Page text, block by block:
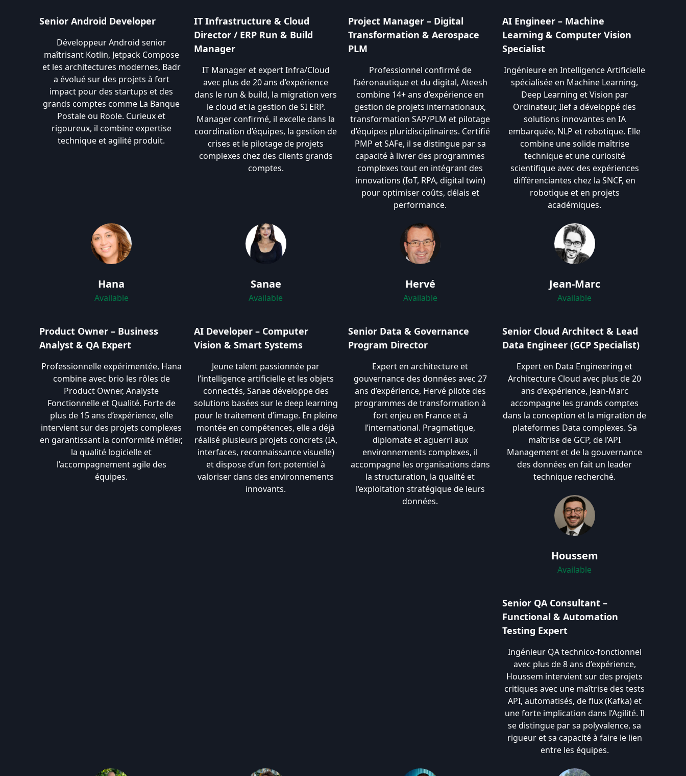
Senior Android Developer
Développeur Android senior
maîtrisant Kotlin, Jetpack Compose
et les architectures modernes, Badr
a évolué sur des projets à fort
impact pour des startups et des
grands comptes comme La Banque
Postale ou Roole. Curieux et
rigoureux, il combine expertise
technique et agilité produit.
IT Infrastructure & Cloud
Director / ERP Run & Build
Manager
IT Manager et expert Infra/Cloud
avec plus de 20 ans d’expérience
dans le run & build, la migration vers
le cloud et la gestion de SI ERP.
Manager confirmé, il excelle dans la
coordination d’équipes, la gestion de
crises et le pilotage de projets
complexes chez des clients grands
comptes.
Project Manager – Digital
Transformation & Aerospace
PLM
Professionnel confirmé de
l’aéronautique et du digital, Ateesh
combine 14+ ans d’expérience en
gestion de projets internationaux,
transformation SAP/PLM et pilotage
d’équipes pluridisciplinaires. Certifié
PMP et SAFe, il se distingue par sa
capacité à livrer des programmes
complexes tout en intégrant des
innovations (IoT, RPA, digital twin)
pour optimiser coûts, délais et
performance.
AI Engineer – Machine
Learning & Computer Vision
Specialist
Ingénieure en Intelligence Artificielle
spécialisée en Machine Learning,
Deep Learning et Vision par
Ordinateur, Ilef a développé des
solutions innovantes en IA
embarquée, NLP et robotique. Elle
combine une solide maîtrise
technique et une curiosité
scientifique avec des expériences
différenciantes chez la SNCF, en
robotique et en projets
académiques.
Hana
Available
Product Owner – Business
Analyst & QA Expert
Professionnelle expérimentée, Hana
combine avec brio les rôles de
Product Owner, Analyste
Fonctionnelle et Qualité. Forte de
plus de 15 ans d’expérience, elle
intervient sur des projets complexes
en garantissant la conformité métier,
la qualité logicielle et
l’accompagnement agile des
équipes.
Sanae
Available
AI Developer – Computer
Vision & Smart Systems
Jeune talent passionnée par
l’intelligence artificielle et les objets
connectés, Sanae développe des
solutions basées sur le deep learning
pour le traitement d’image. En pleine
montée en compétences, elle a déjà
réalisé plusieurs projets concrets (IA,
interfaces, reconnaissance visuelle)
et dispose d’un fort potentiel à
valoriser dans des environnements
innovants.
Hervé
Available
Senior Data & Governance
Program Director
Expert en architecture et
gouvernance des données avec 27
ans d’expérience, Hervé pilote des
programmes de transformation à
fort enjeu en France et à
l’international. Pragmatique,
diplomate et aguerri aux
environnements complexes, il
accompagne les organisations dans
la structuration, la qualité et
l’exploitation stratégique de leurs
données.
Jean-Marc
Available
Senior Cloud Architect & Lead
Data Engineer (GCP Specialist)
Expert en Data Engineering et
Architecture Cloud avec plus de 20
ans d’expérience, Jean-Marc
accompagne les grands comptes
dans la conception et la migration de
plateformes Data complexes. Sa
maîtrise de GCP, de l’API
Management et de la gouvernance
des données en fait un leader
technique recherché.
Houssem
Available
Senior QA Consultant –
Functional & Automation
Testing Expert
Ingénieur QA technico-fonctionnel
avec plus de 8 ans d’expérience,
Houssem intervient sur des projets
critiques avec une maîtrise des tests
API, automatisés, de flux (Kafka) et
une forte implication dans l’Agilité. Il
se distingue par sa polyvalence, sa
rigueur et sa capacité à faire le lien
entre les équipes.